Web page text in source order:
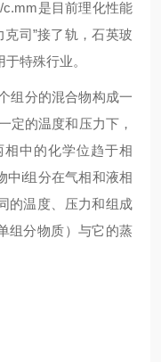
c.mm是目前理化性能
司”接了轨，石英玻
特殊行业。
组分的混合物构成一
定的温度和压力下，
中的化学位趋于相
中i组分在气相和液相
的温度、压力和组成
组分物质）与它的蒸